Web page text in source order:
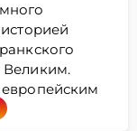
Великим.